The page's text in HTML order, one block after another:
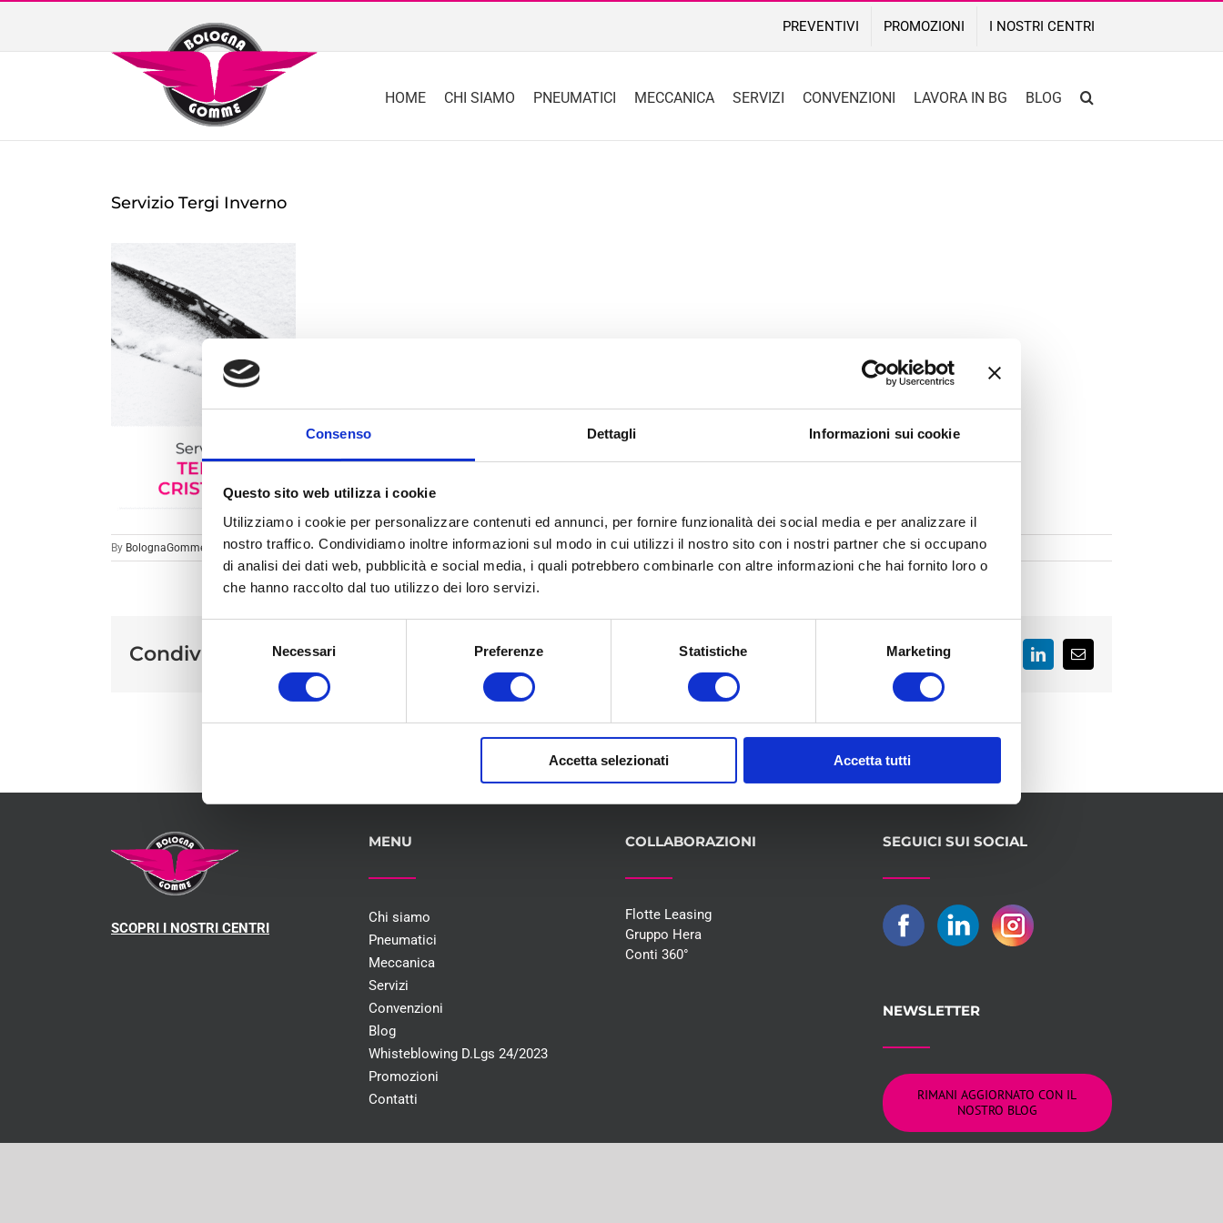
Consenso Dettagli Informazioni sui cookie
Questo sito web utilizza i cookie
Utilizziamo i cookie per personalizzare contenuti ed annunci, per fornire funzionalità dei social media e per analizzare il
nostro traffico. Condividiamo inoltre informazioni sul modo in cui utilizzi il nostro sito con i nostri partner che si occupano
di analisi dei dati web, pubblicità e social media, i quali potrebbero combinarle con altre informazioni che hai fornito loro o
che hanno raccolto dal tuo utilizzo dei loro servizi.
Necessari Preferenze Statistiche Marketing
Accetta selezionati Accetta tutti
content
PREVENTIVI PROMOZIONI I NOSTRI CENTRI
HOME CHI SIAMO PNEUMATICI MECCANICA SERVIZI CONVENZIONI LAVORA IN BG BLOG
Servizio Tergi Inverno
By BolognaGomme
Condividi sui social FacebookLinkedInEmail
SCOPRI I NOSTRI CENTRI
MENU
Chi siamo
Pneumatici
Meccanica
Servizi
Convenzioni
Blog
Whisteblowing D.Lgs 24/2023
Promozioni
Contatti
COLLABORAZIONI
Flotte Leasing
Gruppo Hera
Conti 360°
SEGUICI SUI SOCIAL
NEWSLETTER
RIMANI AGGIORNATO CON IL
NOSTRO BLOG